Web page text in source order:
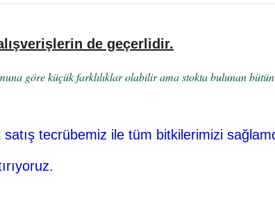
de geçerlidir.
göre küçük farklılıklar olabilir ama stokta bulunan
satış tecrübemiz ile tüm bitkilerimizi